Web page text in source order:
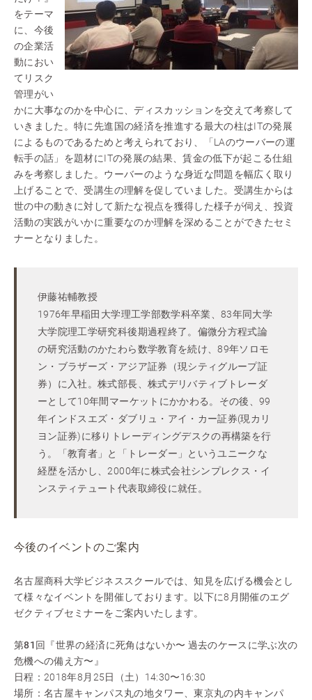
をテーマ
に、今後
の企業活
動におい
てリスク
管理がい
かに大事なのかを中心に、ディスカッションを交えて考察して
いきました。特に先進国の経済を推進する最大の柱はITの発展
によるものであるためと考えられており、「LAのウーバーの運
転手の話」を題材にITの発展の結果、賃金の低下が起こる仕組
みを考察しました。ウーバーのような身近な問題を幅広く取り
上げることで、受講生の理解を促していました。受講生からは
世の中の動きに対して新たな視点を獲得した様子が伺え、投資
活動の実践がいかに重要なのか理解を深めることができたセミ
ナーとなりました。
伊藤祐輔教授
1976年早稲田大学理工学部数学科卒業、83年同大学
大学院理工学研究科後期過程終了。偏微分方程式論
の研究活動のかたわら数学教育を続け、89年ソロモ
ン・ブラザーズ・アジア証券（現シティグループ証
券）に入社。株式部長、株式デリバティブトレーダ
ーとして10年間マーケットにかかわる。その後、99
年インドスエズ・ダブリュ・アイ・カー証券(現カリ
ヨン証券)に移りトレーディングデスクの再構築を行
う。「教育者」と「トレーダー」というユニークな
経歴を活かし、2000年に株式会社シンプレクス・イ
ンスティテュート代表取締役に就任。
今後のイベントのご案内
名古屋商科大学ビジネススクールでは、知見を広げる機会とし
て様々なイベントを開催しております。以下に8月開催のエグ
ゼクティブセミナーをご案内いたします。
第81回『世界の経済に死角はないか〜 過去のケースに学ぶ次の
危機への備え方〜』
日程：2018年8月25日（土）14:30〜16:30
場所：名古屋キャンパス丸の地タワー、東京丸の内キャンパ